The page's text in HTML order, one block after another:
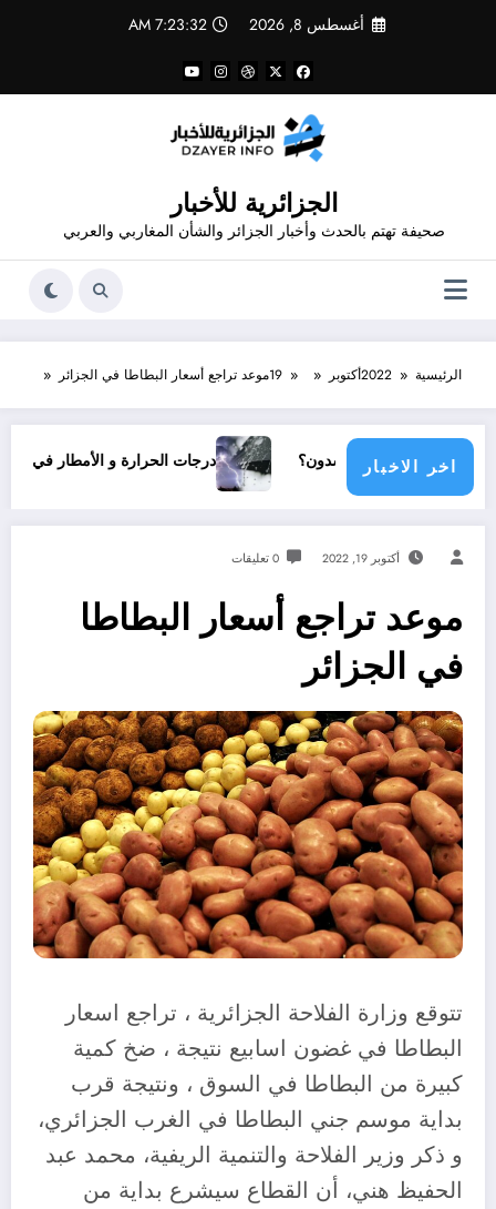
أغسطس 8, 2026 7:23:32 AM
الجزائرية للأخبار
صحيفة تهتم بالحدث وأخبار الجزائر والشأن المغاربي والعربي
الرئيسية 2022أكتوبر 19موعد تراجع أسعار البطاطا في الجزائر
اخر الاخبار
دولي يناشدون؟ درجات الحرارة و الأمطار في سبتمبر 2026 في الجزائر
أكتوبر 19, 2022 0 تعليقات
موعد تراجع أسعار البطاطا
في الجزائر
تتوقع وزارة الفلاحة الجزائرية ، تراجع اسعار
البطاطا في غضون اسابيع نتيجة ، ضخ كمية
كبيرة من البطاطا في السوق ، ونتيجة قرب
بداية موسم جني البطاطا في الغرب الجزائري،
و ذكر وزير الفلاحة والتنمية الريفية، محمد عبد
الحفيظ هني، أن القطاع سيشرع بداية من